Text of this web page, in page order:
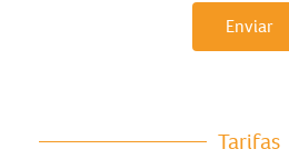
Enviar
Tarifas